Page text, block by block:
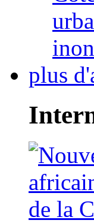
plus